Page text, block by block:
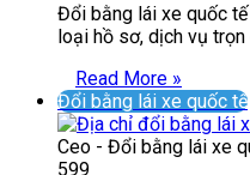
Đổi bằng lái xe quốc
loại hồ sơ, dịch vụ
Read More »
Đổi bằng lái xe quốc tế
Ceo - Đổi bằng lái xe
599